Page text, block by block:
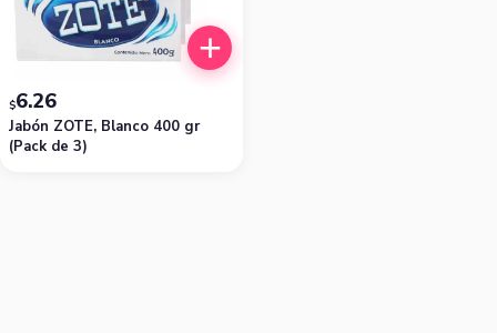
Jabón ZOTE, Blanco 400 gr
(Pack de 3)
$6.26